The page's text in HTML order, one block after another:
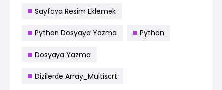
Sayfaya Resim Eklemek
Python Dosyaya Yazma Python
Dosyaya Yazma
Dizilerde Array_Multisort